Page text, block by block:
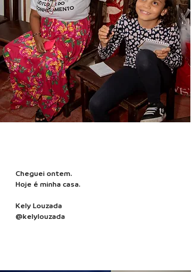
Cheguei ontem.
Hoje é minha casa.
Kely Louzada
@kelylouzada